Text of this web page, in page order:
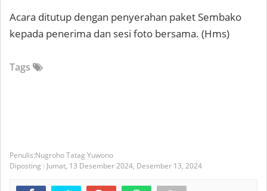
Acara ditutup dengan penyerahan paket Sembako
kepada penerima dan sesi foto bersama. (Hms)
Tags
Nugroho Tatag Yuwono
Diposting : Jumat, 13 Desember 2024, Desember 13, 2024